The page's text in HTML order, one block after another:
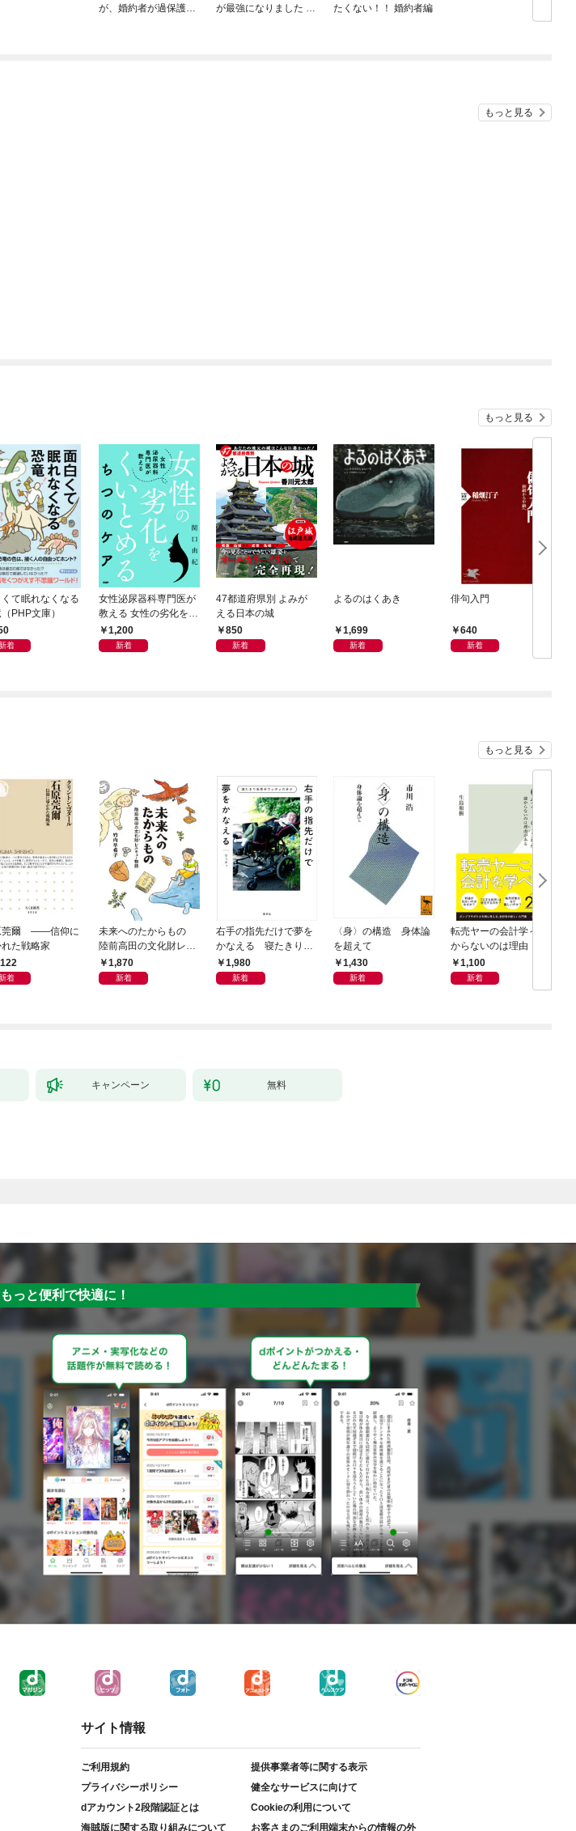
が、婚約者が過保護す
が最強になりました ～
たくない！！ 婚約者編
もっと見る
もっと見る
て眠れなくなる
PHP文庫）
着
女性泌尿器科専門医が
教える 女性の劣化をく
いとめる ちつのケア
1,200
新着
47都道府県別 よみが
える日本の城
850
新着
よるのはくあき
1,699
新着
俳句入門
640
新着
もっと見る
莞爾 ――信仰に
た戦略家
着
未来へのたからもの
陸前高田の文化財レス
キュー物語
1,870
新着
右手の指先だけで夢を
かなえる 寝たきり系
男子ウッディの日々
1,980
新着
〈身〉の構造 身体論
を超えて
1,430
新着
転売ヤーの会計学～儲
からないのは理由（わ
け）がある～
1,100
新着
キャンペーン 無料
っと便利で快適に！
サイト情報
ご利用規約
提供事業者等に関する表示
プライバシーポリシー
健全なサービスに向けて
dアカウント2段階認証とは
Cookieの利用について
海賊版に関する取り組みについて
お客さまのご利用端末からの情報の外